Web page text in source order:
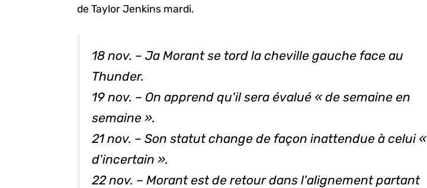
de Taylor Jenkins mardi.
18 nov. – Ja Morant se tord la cheville gauche face au
Thunder.
19 nov. – On apprend qu'il sera évalué « de semaine en
semaine ».
21 nov. – Son statut change de façon inattendue à celui «
d'incertain ».
22 nov. – Morant est de retour dans l'alignement partant